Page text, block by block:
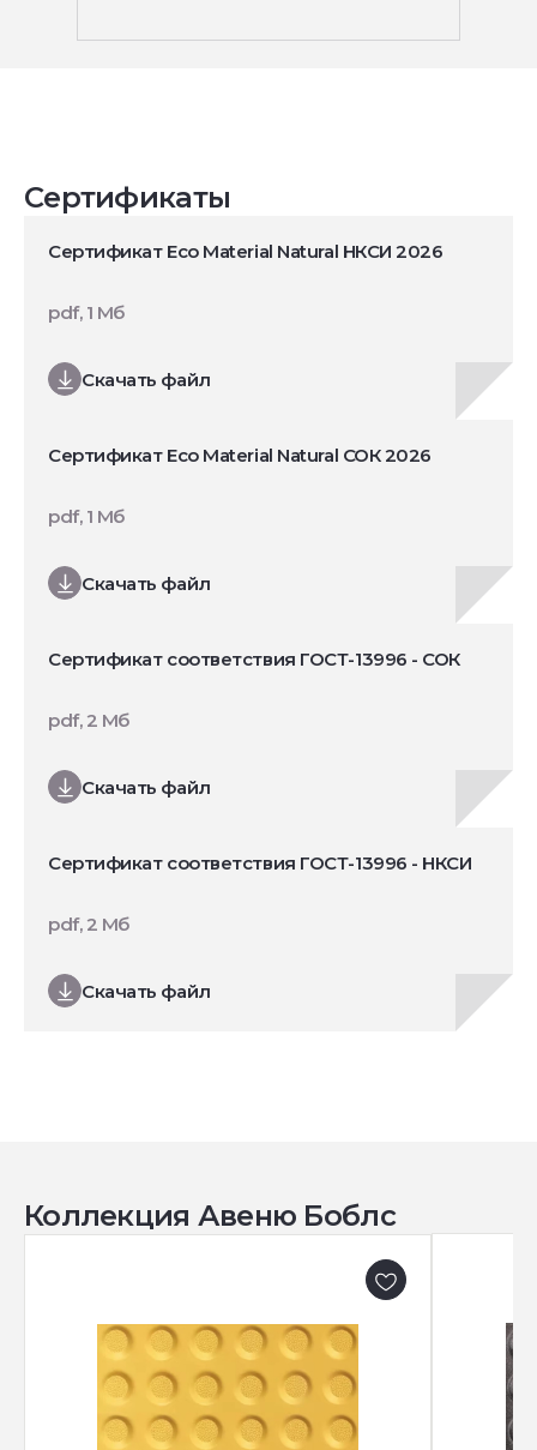
Сертификаты
Сертификат Eco Material Natural НКСИ 2026
Скачать файл
pdf, 1 Мб
Сертификат Eco Material Natural СОК 2026
Скачать файл
pdf, 1 Мб
Сертификат соответствия ГОСТ-13996 - СОК
Скачать файл
pdf, 2 Мб
Сертификат соответствия ГОСТ-13996 - НКСИ
Скачать файл
pdf, 2 Мб
Коллекция Авеню Боблс